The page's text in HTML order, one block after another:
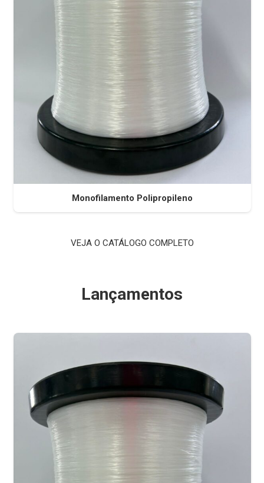
Monofilamento Polipropileno
VEJA O CATÁLOGO COMPLETO
Lançamentos